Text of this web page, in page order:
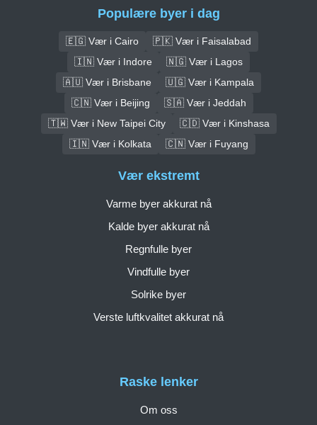
Populære byer i dag
🇪🇬 Vær i Cairo
🇵🇰 Vær i Faisalabad
🇮🇳 Vær i Indore
🇳🇬 Vær i Lagos
🇦🇺 Vær i Brisbane
🇺🇬 Vær i Kampala
🇨🇳 Vær i Beijing
🇸🇦 Vær i Jeddah
🇹🇼 Vær i New Taipei City
🇨🇩 Vær i Kinshasa
🇮🇳 Vær i Kolkata
🇨🇳 Vær i Fuyang
Raske lenker
Om oss
Vær ekstremt
Varme byer akkurat nå
Kalde byer akkurat nå
Regnfulle byer
Vindfulle byer
Solrike byer
Verste luftkvalitet akkurat nå